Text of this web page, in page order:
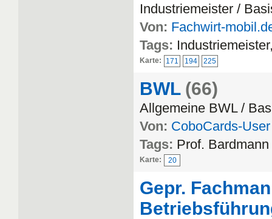
Industriemeister /
Von: Fachwirt-
Tags:
Karte: 171 194 225
BWL (66)
Allgemeine BWL /
Von: CoboCards-User
Tags: Prof. Bardmann
Karte: 20
Gepr.